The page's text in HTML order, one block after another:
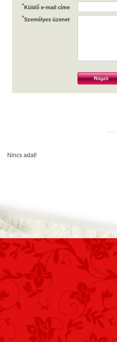
*Küldő e-mail címe
*Személyes üzenet
Rögzít
Nincs adat!